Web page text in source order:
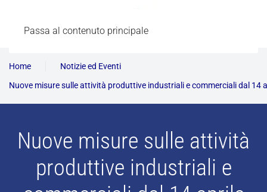
Passa al contenuto principale
Home
Notizie ed Eventi
Nuove misure sulle attività produttive industriali e commerciali dal 14
Nuove misure sulle attività
produttive industriali e